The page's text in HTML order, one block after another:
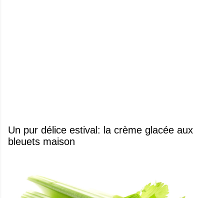
Un pur délice estival: la crème glacée aux
bleuets maison